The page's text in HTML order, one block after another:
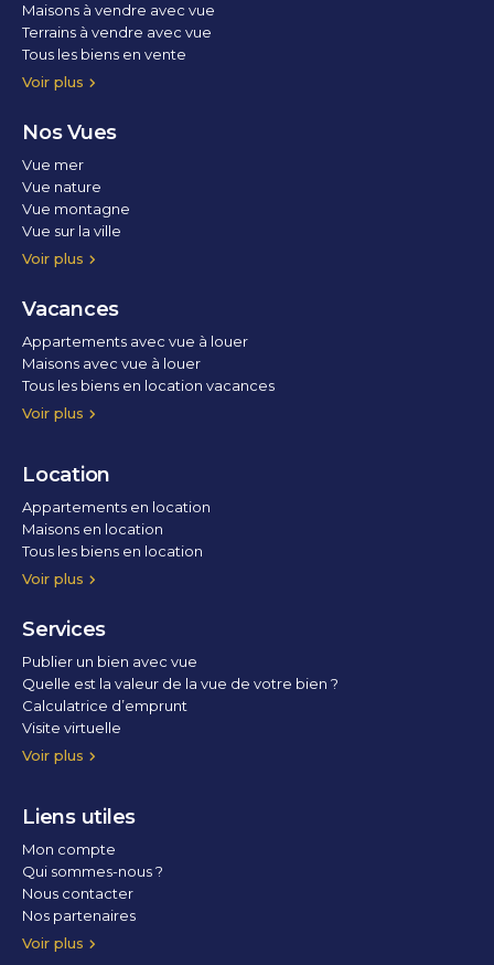
Voir plus
Maisons à vendre avec vue
Terrains à vendre avec vue
Tous les biens en vente
Nos Vues
Voir plus
Vue mer
Vue nature
Vue montagne
Vue sur la ville
Vue parc
Vue fleuve
Vue lac
Vue marina / port
Vacances
Voir plus
Appartements avec vue à louer
Maisons avec vue à louer
Tous les biens en location vacances
Location
Voir plus
Appartements en location
Maisons en location
Tous les biens en location
Services
Voir plus
Publier un bien avec vue
Quelle est la valeur de la vue de votre bien ?
Calculatrice d’emprunt
Visite virtuelle
Home staging
Liens utiles
Voir plus
Mon compte
Qui sommes-nous ?
Nous contacter
Nos partenaires
Conditions Générales d’Utilisation
Politique de confidentialité
Politique des cookies